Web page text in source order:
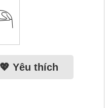
💖 Yêu thích